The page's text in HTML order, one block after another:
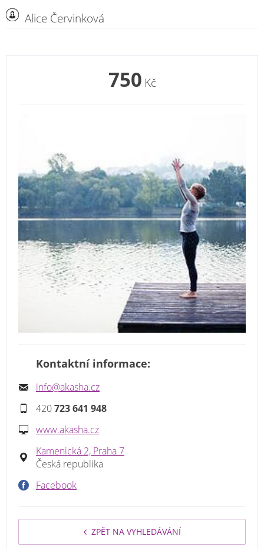
Alice Červinková
750 Kč
Kontaktní informace:
info@akasha.cz
420723 641 948
www.akasha.cz
Kamenická 2, Praha 7
Česká republika
Facebook
ZPĚT NA VYHLEDÁVÁNÍ